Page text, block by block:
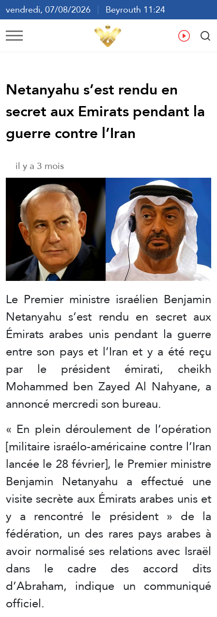
vendredi, 07/08/2026
Beyrouth 11:24
ع
Netanyahu s’est rendu en
secret aux Emirats pendant la
guerre contre l’Iran
il y a 3 mois
Le Premier ministre israélien Benjamin
Netanyahu s’est rendu en secret aux
Émirats arabes unis pendant la guerre
entre son pays et l’Iran et y a été reçu
par le président émirati, cheikh
Mohammed ben Zayed Al Nahyane, a
annoncé mercredi son bureau.
« En plein déroulement de l’opération
[militaire israélo-américaine contre l’Iran
lancée le 28 février], le Premier ministre
Benjamin Netanyahu a effectué une
visite secrète aux Émirats arabes unis et
y a rencontré le président » de la
fédération, un des rares pays arabes à
avoir normalisé ses relations avec Israël
dans le cadre des accord dits
d’Abraham, indique un communiqué
officiel.